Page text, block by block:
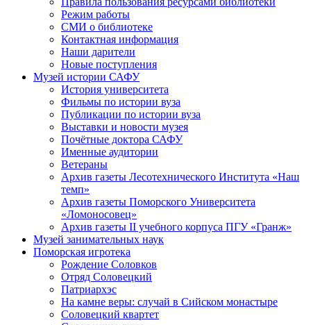
Режим работы
СМИ о библиотеке
Контактная информация
Наши дарители
Новые поступления
Музей истории САФУ
История университета
Фильмы по истории вуза
Публикации по истории вуза
Выставки и новости музея
Почётные доктора САФУ
Именные аудитории
Ветераны
Архив газеты Лесотехнического Института «Наш
темп»
Архив газеты Поморского Университета
«Ломоносовец»
Архив газеты II учебного корпуса ПГУ «Гранж»
Музей занимательных наук
Поморская игротека
Рождение Соловков
Отряд Соловецкий
Патриархэс
На камне веры: случай в Сийском монастыре
Соловецкий квартет